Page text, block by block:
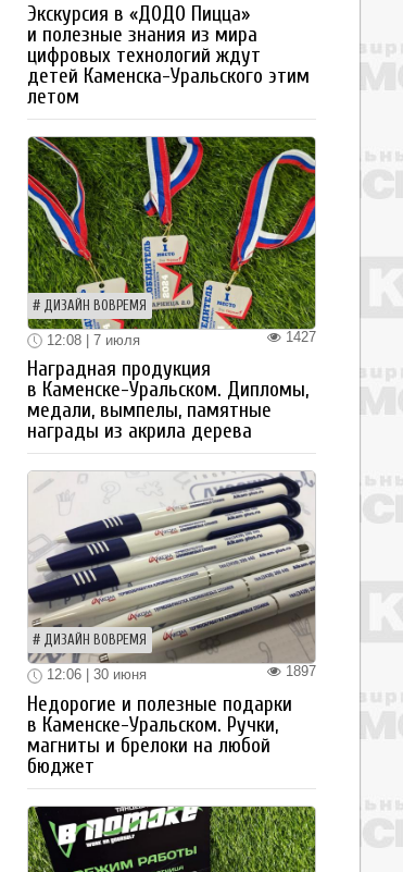
Экскурсия в «ДОДО Пицца»
и полезные знания из мира
цифровых технологий ждут
детей Каменска-Уральского этим
летом
ДИЗАЙН ВОВРЕМЯ
1427
12:08 | 7 июля
Наградная продукция
в Каменске-Уральском. Дипломы,
медали, вымпелы, памятные
награды из акрила дерева
ДИЗАЙН ВОВРЕМЯ
1897
12:06 | 30 июня
Недорогие и полезные подарки
в Каменске-Уральском. Ручки,
магниты и брелоки на любой
бюджет